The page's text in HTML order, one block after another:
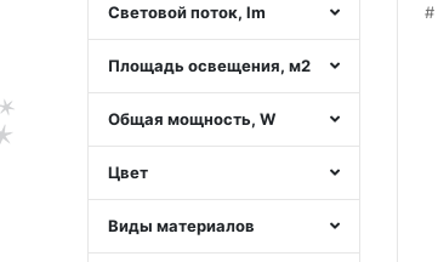
Световой поток, lm
Площадь освещения, м2
Общая мощность, W
Цвет
Виды материалов